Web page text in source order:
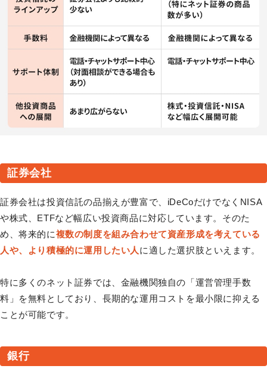
証券会社
証券会社は投資信託の品揃えが豊富で、iDeCoだけでなくNISA
や株式、ETFなど幅広い投資商品に対応しています。そのた
め、将来的に複数の制度を組み合わせて資産形成を考えている
人や、より積極的に運用したい人 に適した選択肢といえます。
特に多くのネット証券では、金融機関独自の「運営管理手数
料」を無料としており、長期的な運用コストを最小限に抑える
ことが可能です。
銀行